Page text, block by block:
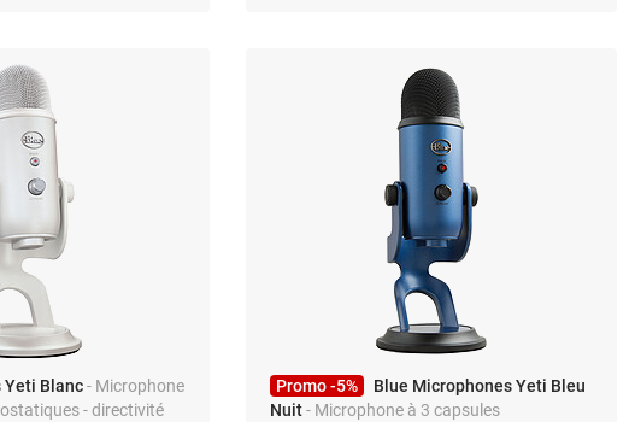
Yeti Blanc- Microphone
- directivité
Promo -5%
Blue Microphones Yeti Bleu
Nuit- Microphone à 3 capsules